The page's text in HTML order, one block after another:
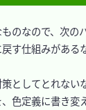
のなので、次の
す仕組みがある
としてとれない
色定義に書き変